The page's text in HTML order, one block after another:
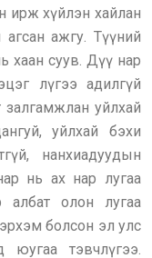
ирж хүйлэн хайлан
ажгу. Түүний
хаан суув. Дүү нар
лүгээ адилгүй
уйлхай
уйлхай бэхи
нанхиадуудын
нь ах нар лугаа
олон лугаа
болсон эл улс
тэвчлүгээ.